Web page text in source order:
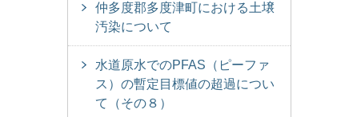
仲多度郡多度津町における土壌
汚染について
水道原水でのPFAS（ピーファ
ス）の暫定目標値の超過につい
て（その８）